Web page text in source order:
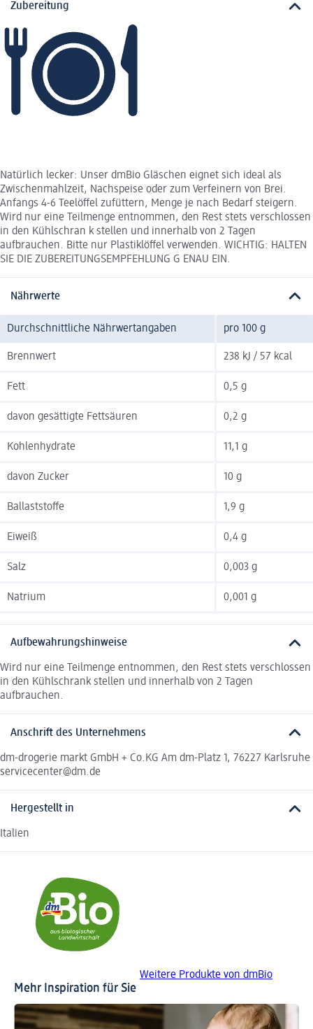
Zubereitung
Natürlich lecker: Unser dmBio Gläschen eignet sich ideal als
Zwischenmahlzeit, Nachspeise oder zum Verfeinern von Brei.
Anfangs 4-6 Teelöffel zufüttern, Menge je nach Bedarf steigern.
Wird nur eine Teilmenge entnommen, den Rest stets verschlossen
in den Kühlschran k stellen und innerhalb von 2 Tagen
aufbrauchen. Bitte nur Plastiklöffel verwenden. WICHTIG: HALTEN
SIE DIE ZUBEREITUNGSEMPFEHLUNG G ENAU EIN.
Nährwerte
Durchschnittliche Nährwertangaben pro 100 g
Brennwert 238 kJ / 57 kcal
Fett 0,5 g
davon gesättigte Fettsäuren 0,2 g
Kohlenhydrate 11,1 g
davon Zucker 10 g
Ballaststoffe 1,9 g
Eiweiß 0,4 g
Salz 0,003 g
Natrium 0,001 g
Aufbewahrungshinweise
Wird nur eine Teilmenge entnommen, den Rest stets verschlossen
in den Kühlschrank stellen und innerhalb von 2 Tagen
aufbrauchen.
Anschrift des Unternehmens
dm-drogerie markt GmbH + Co.KG Am dm-Platz 1, 76227 Karlsruhe
servicecenter@dm.de
Hergestellt in
Italien
Weitere Produkte von dmBio
Mehr Inspiration für Sie